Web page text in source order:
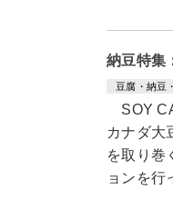
納豆特集
豆腐・納豆
SOY
カナダ大
を取り巻
ョンを